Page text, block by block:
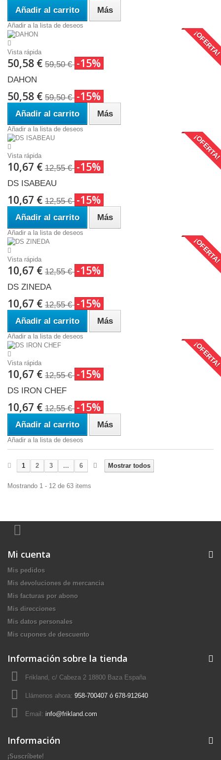
Añadir al carrito Más
Añadir a la lista de deseos
Vista rápida
50,58 € 59,50 € -15%
DAHON
50,58 € 59,50 € -15%
Añadir al carrito Más
Añadir a la lista de deseos
Vista rápida
10,67 € 12,55 € -15%
DS ISABEAU
10,67 € 12,55 € -15%
Añadir al carrito Más
Añadir a la lista de deseos
Vista rápida
10,67 € 12,55 € -15%
DS ZINEDA
10,67 € 12,55 € -15%
Añadir al carrito Más
Añadir a la lista de deseos
Vista rápida
10,67 € 12,55 € -15%
DS IRON CHEF
10,67 € 12,55 € -15%
Añadir al carrito Más
Añadir a la lista de deseos
Mostrar todos
1 2 3 ... 6
Mostrando 1 - 12 de 63 items
Mi cuenta
Mis pedidos
Mis devoluciones de mercancia
Mis facturas por abono
Mis direcciones
Mis datos personales
Mis cupones de descuento
Información sobre la tienda
Frikland, c/ Cabeza 2 18800 Baza España
Llámenos ahora: 958-700407 ó 678-912640
Email: info@frikland.com
Información
¡Suscríbete!